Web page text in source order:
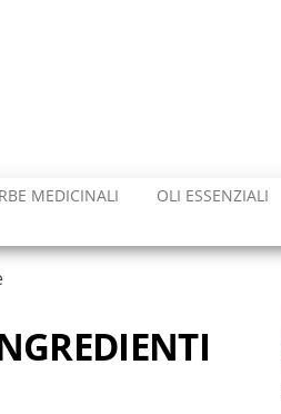
MEDICINALI OLI ESSENZIALI